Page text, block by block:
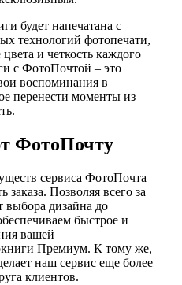
будет напечатана с
технологий фотопечати,
и четкость каждого
с ФотоПочтой – это
воспоминания в
перенести моменты из
ФотоПочту
сервиса ФотоПочта
заказа. Позволяя всего за
выбора дизайна до
быстрое и
вашей
Премиум. К тому же,
наш сервис еще более
клиентов.